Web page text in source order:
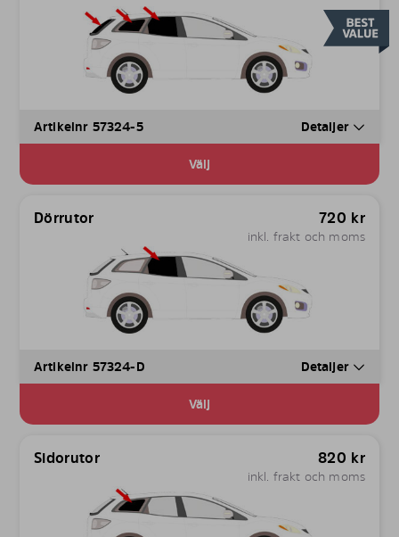
Artikelnr 57324-5 Detaljer
Välj
Dörrutor 720 kr
inkl. frakt och moms
Artikelnr 57324-D Detaljer
Välj
Sidorutor 820 kr
inkl. frakt och moms